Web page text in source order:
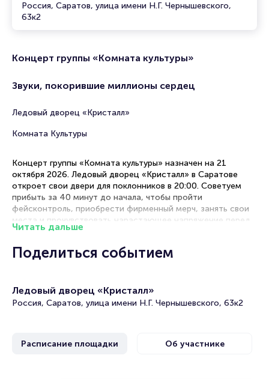
Россия, Саратов, улица имени Н.Г. Чернышевского,
63к2
Концерт группы «Комната культуры»
Звуки, покорившие миллионы сердец
Ледовый дворец «Кристалл»
Комната Культуры
Концерт группы «Комната культуры» назначен на 21
октября 2026. Ледовый дворец «Кристалл» в Саратове
откроет свои двери для поклонников в 20:00. Советуем
прибыть за 40 минут до начала, чтобы пройти
фейсконтроль, приобрести фирменный мерч, занять свои
места и прочувствовать нарастающее напряжение перед
выходом музыкантов.
Рекомендации по выбору мест
каждый бит на физическом уровне
Фан-зона — золотая середина с хорошим обзором сцены
Читать дальше
Поделиться событием
Ледовый дворец «Кристалл»
Россия, Саратов, улица имени Н.Г. Чернышевского, 63к2
Расписание площадки Об участнике